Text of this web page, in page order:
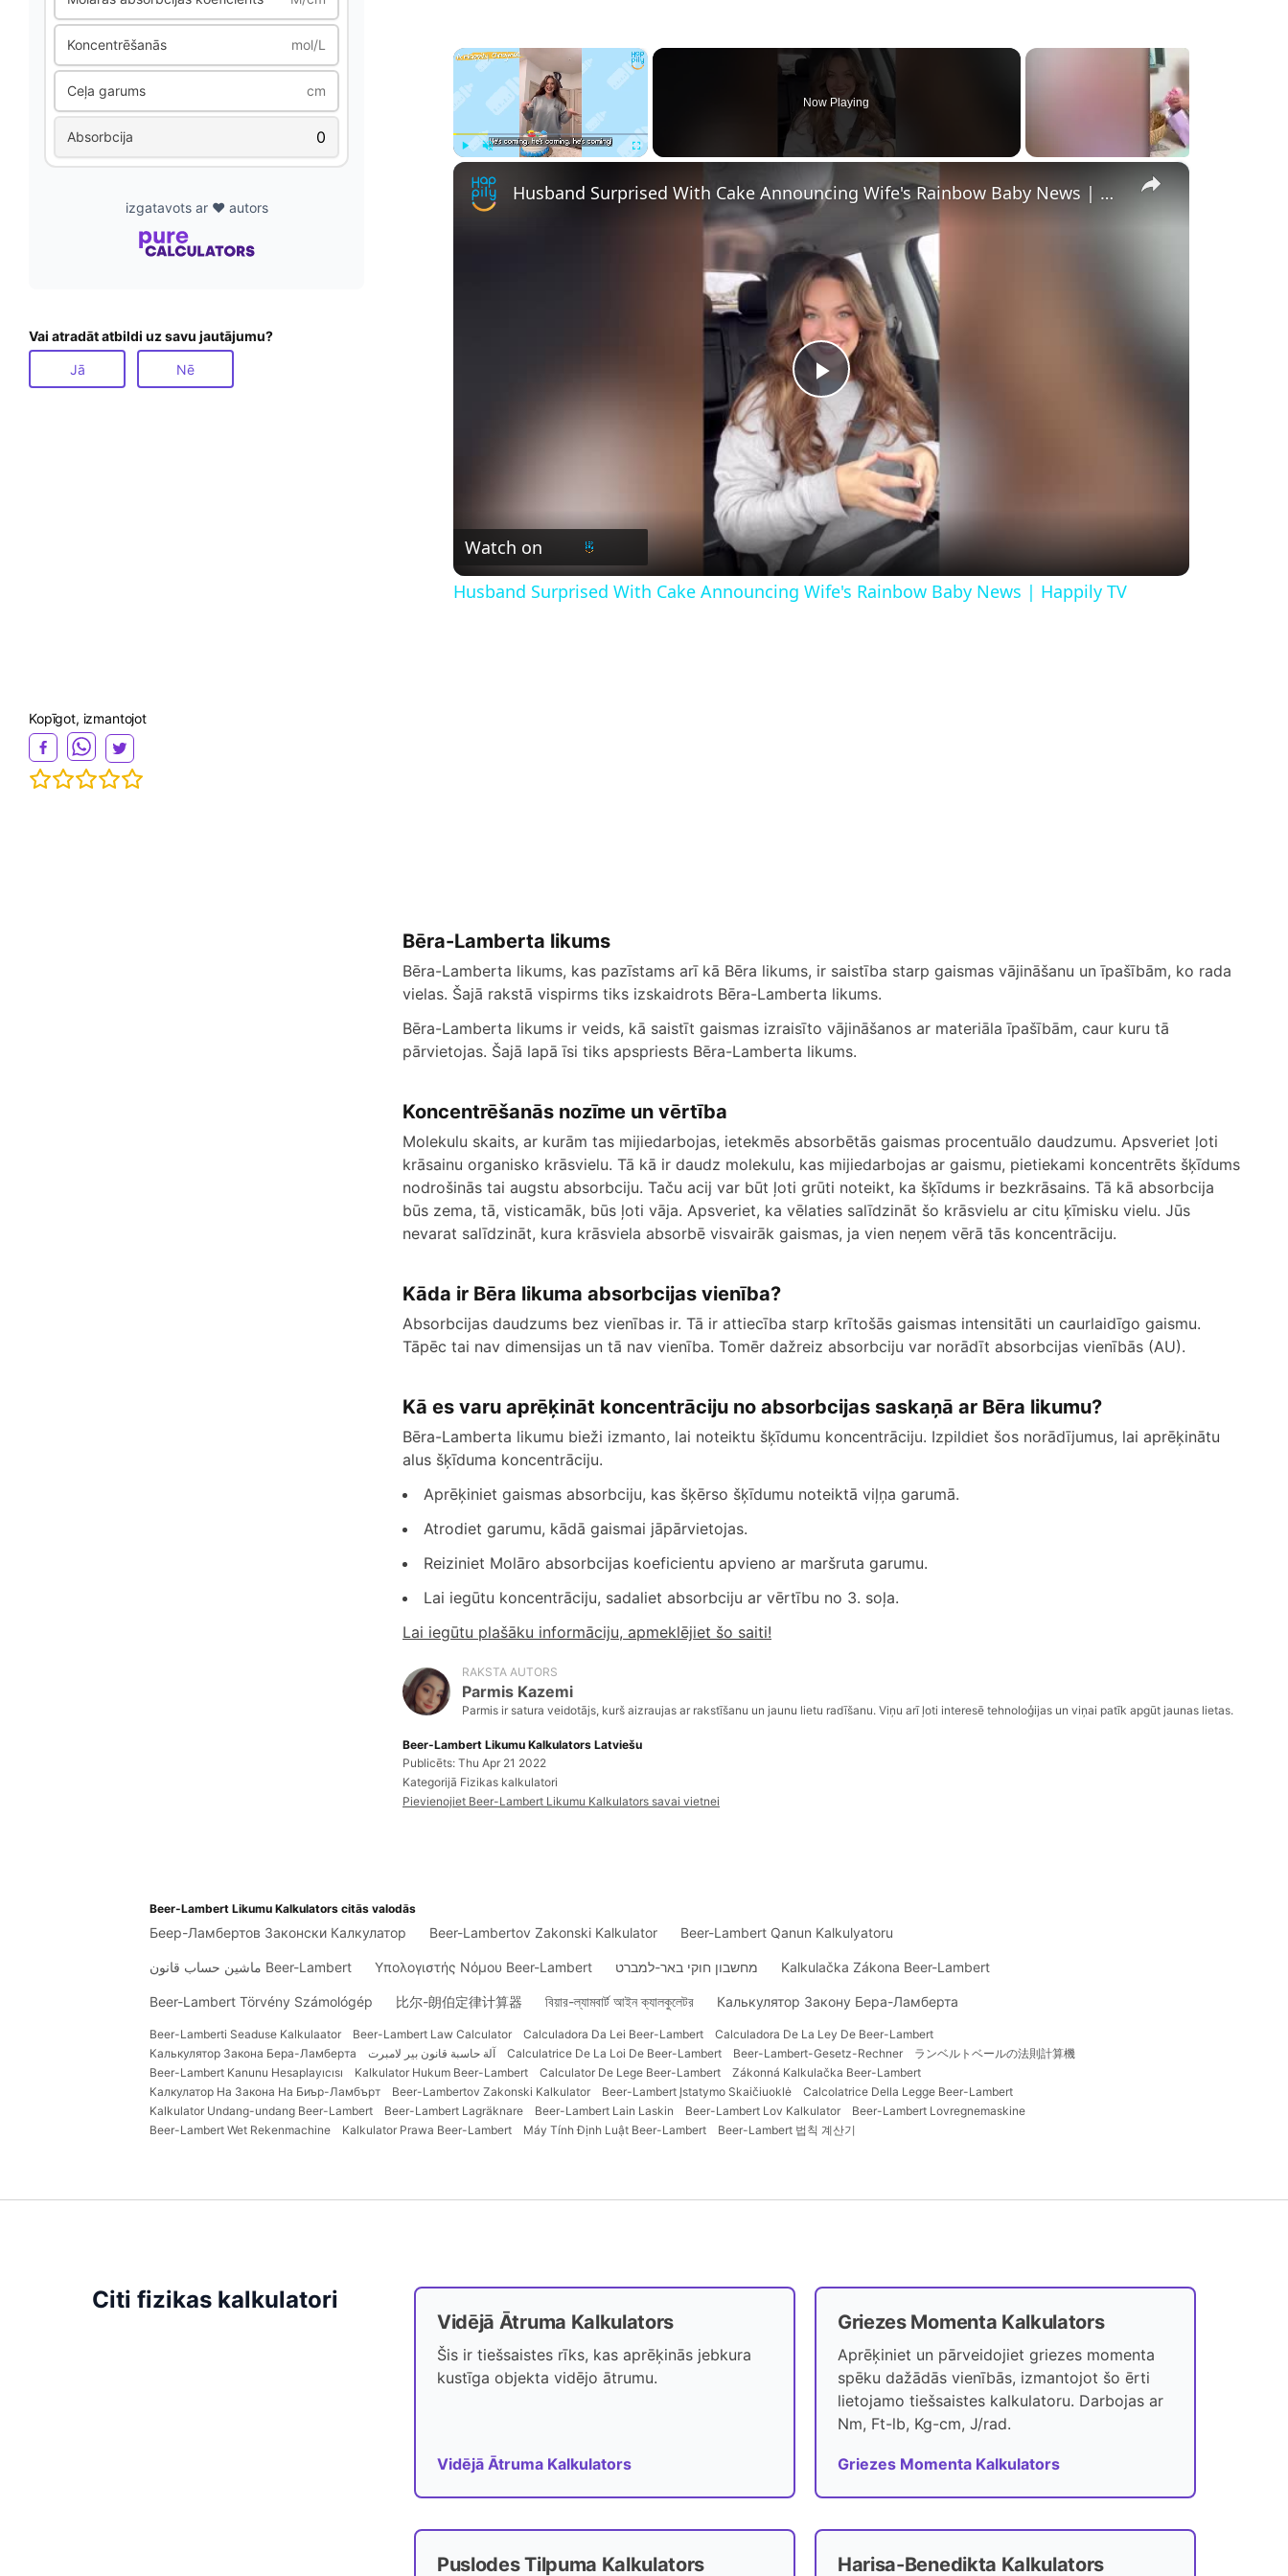
Koncentrēšanās mol/L
Ceļa garums cm
Absorbcija
izgatavots ar ❤️ autors
Vai atradāt atbildi uz savu jautājumu?
Jā Nē
Kopīgot, izmantojot
×
Now Playing
×
P
l
a
y
Husband Surprised With Cake Announcing Wife's Rainbow Baby News | Happily TV
Watch on
Husband Surprised With Cake Announcing Wife's Rainbow Baby News | Happily TV
Bēra-Lamberta likums
Bēra-Lamberta likums, kas pazīstams arī kā Bēra likums, ir saistība starp gaismas vājināšanu un īpašībām, ko rada
vielas. Šajā rakstā vispirms tiks izskaidrots Bēra-Lamberta likums.
Bēra-Lamberta likums ir veids, kā saistīt gaismas izraisīto vājināšanos ar materiāla īpašībām, caur kuru tā
pārvietojas. Šajā lapā īsi tiks apspriests Bēra-Lamberta likums.
Koncentrēšanās nozīme un vērtība
Molekulu skaits, ar kurām tas mijiedarbojas, ietekmēs absorbētās gaismas procentuālo daudzumu. Apsveriet ļoti
krāsainu organisko krāsvielu. Tā kā ir daudz molekulu, kas mijiedarbojas ar gaismu, pietiekami koncentrēts šķīdums
nodrošinās tai augstu absorbciju. Taču acij var būt ļoti grūti noteikt, ka šķīdums ir bezkrāsains. Tā kā absorbcija
būs zema, tā, visticamāk, būs ļoti vāja. Apsveriet, ka vēlaties salīdzināt šo krāsvielu ar citu ķīmisku vielu. Jūs
nevarat salīdzināt, kura krāsviela absorbē visvairāk gaismas, ja vien neņem vērā tās koncentrāciju.
Kāda ir Bēra likuma absorbcijas vienība?
Absorbcijas daudzums bez vienības ir. Tā ir attiecība starp krītošās gaismas intensitāti un caurlaidīgo gaismu.
Tāpēc tai nav dimensijas un tā nav vienība. Tomēr dažreiz absorbciju var norādīt absorbcijas vienībās (AU).
Kā es varu aprēķināt koncentrāciju no absorbcijas saskaņā ar Bēra likumu?
Bēra-Lamberta likumu bieži izmanto, lai noteiktu šķīdumu koncentrāciju. Izpildiet šos norādījumus, lai aprēķinātu
alus šķīduma koncentrāciju.
Aprēķiniet gaismas absorbciju, kas šķērso šķīdumu noteiktā viļņa garumā.
Atrodiet garumu, kādā gaismai jāpārvietojas.
Reiziniet Molāro absorbcijas koeficientu apvieno ar maršruta garumu.
Lai iegūtu koncentrāciju, sadaliet absorbciju ar vērtību no 3. soļa.
Lai iegūtu plašāku informāciju, apmeklējiet šo saiti!
RAKSTA AUTORS
Parmis Kazemi
Parmis ir satura veidotājs, kurš aizraujas ar rakstīšanu un jaunu lietu radīšanu. Viņu arī ļoti interesē tehnoloģijas un viņai patīk apgūt jaunas lietas.
Beer-Lambert Likumu Kalkulators Latviešu
Publicēts: Thu Apr 21 2022
Kategorijā Fizikas kalkulatori
Pievienojiet Beer-Lambert Likumu Kalkulators savai vietnei
Beer-Lambert Likumu Kalkulators citās valodās
Беер-Ламбертов Законски Калкулатор Beer-Lambertov Zakonski Kalkulator Beer-Lambert Qanun Kalkulyatoru
ماشین حساب قانون Beer-Lambert Υπολογιστής Νόμου Beer-Lambert מחשבון חוקי באר-למברט Kalkulačka Zákona Beer-Lambert
Beer-Lambert Törvény Számológép 比尔-朗伯定律计算器 বিয়ার-ল্যামবার্ট আইন ক্যালকুলেটর Калькулятор Закону Бера-Ламберта
Beer-Lamberti Seaduse Kalkulaator Beer-Lambert Law Calculator Calculadora Da Lei Beer-Lambert
Calculadora De La Ley De Beer-Lambert
Калькулятор Закона Бера-Ламберта
آلة حاسبة قانون بير لامبرت Calculatrice De La Loi De Beer-Lambert Beer-Lambert-Gesetz-Rechner
ランベルトベールの法則計算機
Beer-Lambert Kanunu Hesaplayıcısı
Kalkulator Hukum Beer-Lambert Calculator De Lege Beer-Lambert
Zákonná Kalkulačka Beer-Lambert
Калкулатор На Закона На Биър-Ламбърт
Beer-Lambertov Zakonski Kalkulator Beer-Lambert Įstatymo Skaičiuoklė
Calcolatrice Della Legge Beer-Lambert
Kalkulator Undang-undang Beer-Lambert
Beer-Lambert Lagräknare Beer-Lambert Lain Laskin Beer-Lambert Lov Kalkulator
Beer-Lambert Lovregnemaskine
Beer-Lambert Wet Rekenmachine
Kalkulator Prawa Beer-Lambert Máy Tính Định Luật Beer-Lambert Beer-Lambert 법칙 계산기
Citi fizikas kalkulatori
Vidējā Ātruma Kalkulators
Šis ir tiešsaistes rīks, kas aprēķinās jebkura
kustīga objekta vidējo ātrumu.
Vidējā Ātruma Kalkulators
Griezes Momenta Kalkulators
Aprēķiniet un pārveidojiet griezes momenta
spēku dažādās vienībās, izmantojot šo ērti
lietojamo tiešsaistes kalkulatoru. Darbojas ar
Nm, Ft-lb, Kg-cm, J/rad.
Griezes Momenta Kalkulators
Puslodes Tilpuma Kalkulators Harisa-Benedikta Kalkulators